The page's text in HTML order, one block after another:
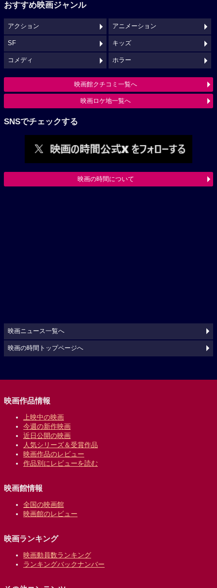
おすすめ映画ジャンル
アクション アニメーション
SF キッズ
コメディ ホラー
映画館クチコミ一覧へ
映画ロケ地一覧へ
SNSでチェックする
映画の時間について
映画ニュース一覧へ
映画の時間トップページへ
映画作品情報
上映中の映画
今週の新作映画
近日公開の映画
人気シリーズ＆受賞作品
映画作品のレビュー
作品別にレビューを読む
映画館情報
全国の映画館
映画館のレビュー
映画ランキング
映画動員数ランキング
ランキングバックナンバー